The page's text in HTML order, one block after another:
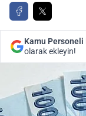
Kamu Personeli
olarak ekleyin!